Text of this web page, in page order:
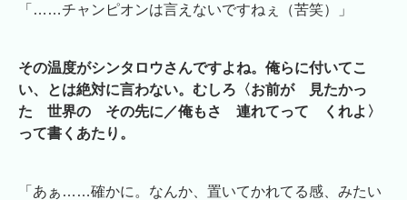
「……チャンピオンは言えないですねぇ（苦笑）」
その温度がシンタロウさんですよね。俺らに付いてこ
い、とは絶対に言わない。むしろ〈お前が 見たかっ
た 世界の その先に／俺もさ 連れてって くれよ〉
って書くあたり。
「あぁ……確かに。なんか、置いてかれてる感、みたい